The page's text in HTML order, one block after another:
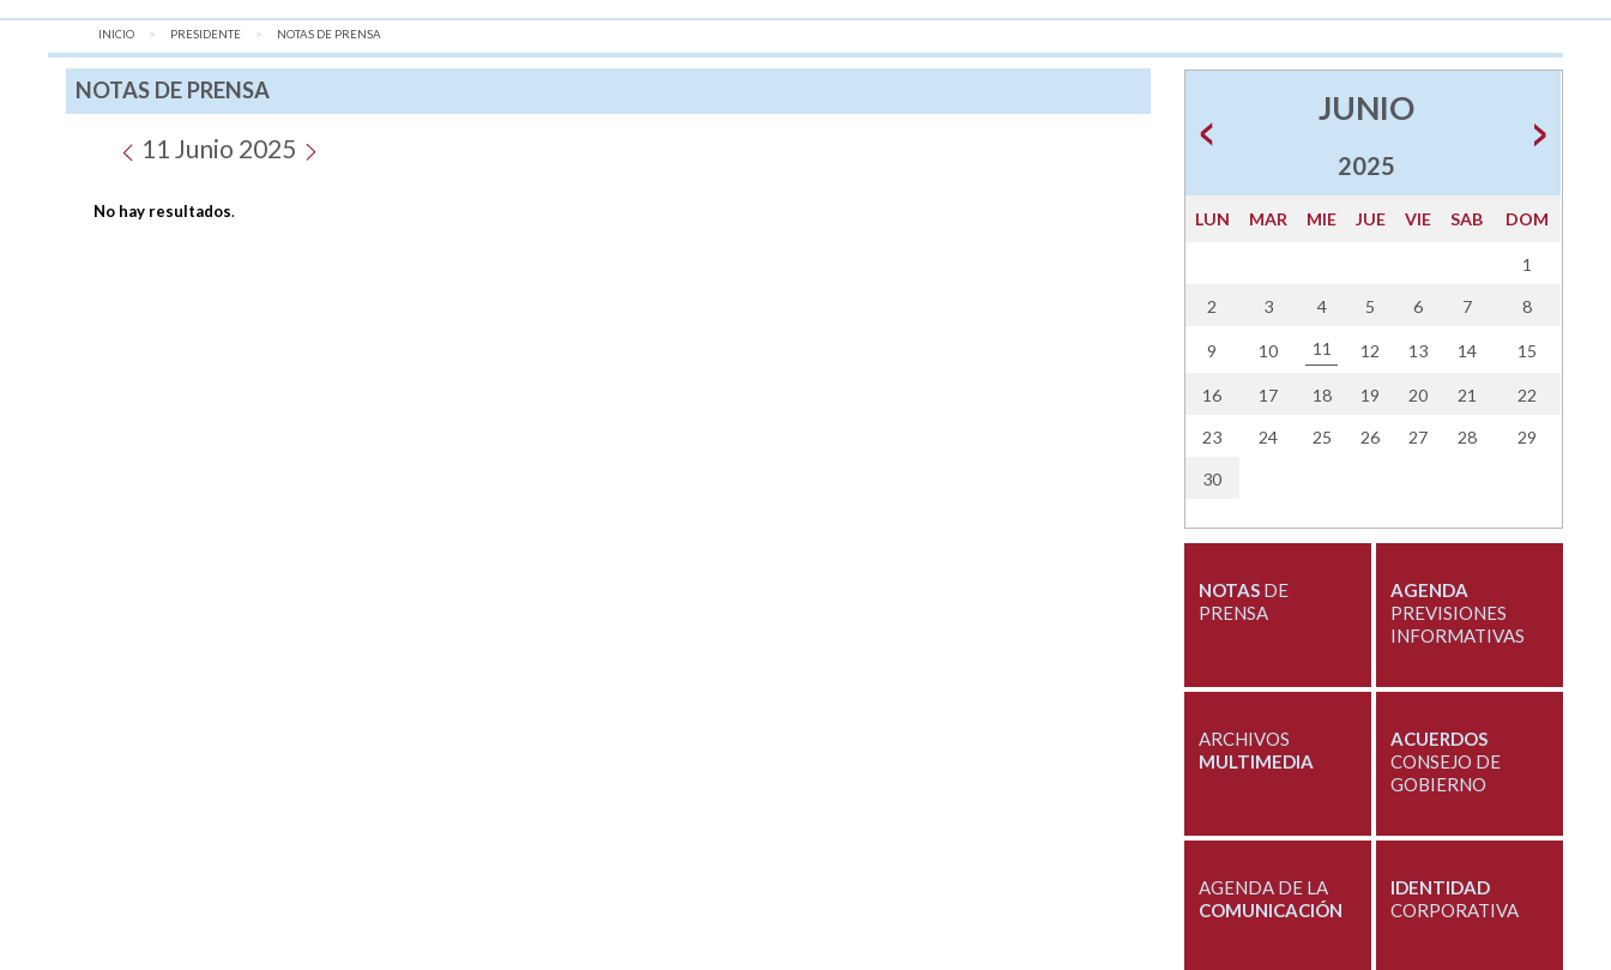
INICIO PRESIDENTE AQUÍ:
NOTAS DE PRENSA
NOTAS DE PRENSA
11 Junio 2025
No hay resultados.
JUNIO
2025
LUN MAR MIE JUE VIE SAB DOM
1
2 3 4 5 6 7 8
9 10 11 12 13 14 15
16 17 18 19 20 21 22
23 24 25 26 27 28 29
30
NOTASDE
PRENSA
AGENDA
PREVISIONES
INFORMATIVAS
ARCHIVOS
MULTIMEDIA
ACUERDOS
CONSEJO DE
GOBIERNO
AGENDA DE LA
COMUNICACIÓN
IDENTIDAD
CORPORATIVA